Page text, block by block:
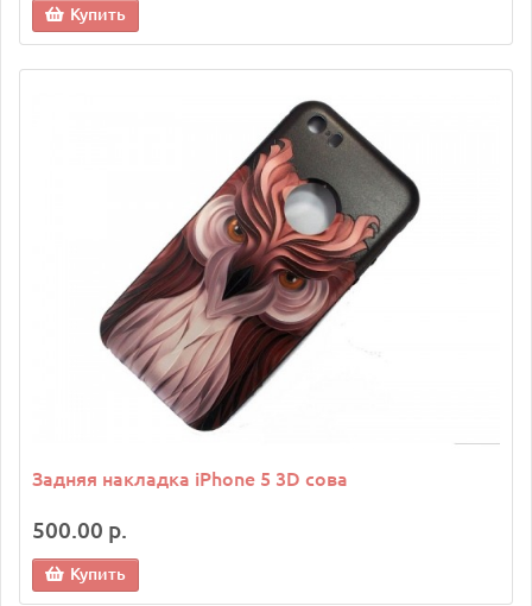
Купить
Задняя накладка iPhone 5 3D сова
500.00 р.
Купить